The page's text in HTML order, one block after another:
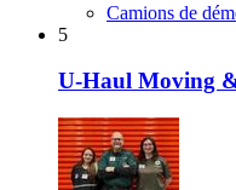
Camions de
5
U-Haul Moving